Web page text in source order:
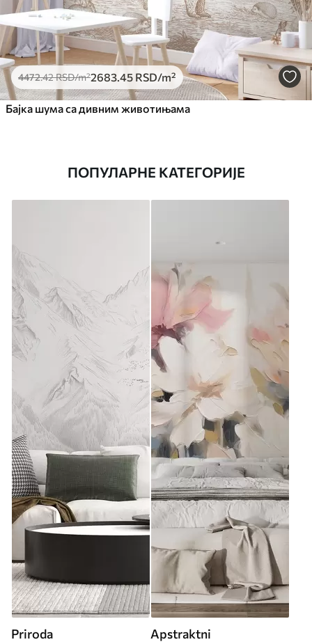
4472.42RSD/m²2683 .45 RSD/m²
Бајка шума са дивним животињама
ПОПУЛАРНЕ КАТЕГОРИЈЕ
Priroda Apstraktni